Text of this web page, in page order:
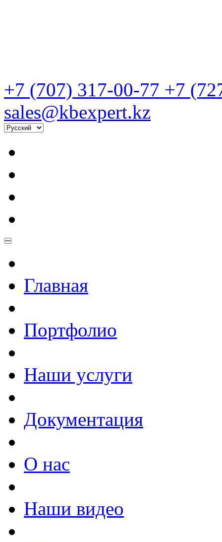
+7 (707) 317-00-77 +7
sales@kbexpert.kz
Главная
Портфолио
Наши услуги
Документация
О нас
Наши видео